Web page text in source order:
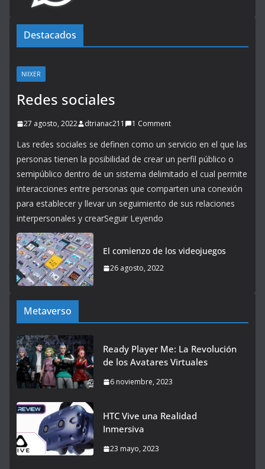
Destacados
NIIXER
Redes sociales
27 agosto, 2022 dtrianac211 1 Comment
Las redes sociales se definen como un servicio en el que las
personas tienen la posibilidad de crear un perfil público o
semipúblico dentro de un sistema delimitado el cual permite
interacciones entre personas que comparten una conexión
para establecer y llevar un seguimiento de sus relaciones
interpersonales y crearSeguir Leyendo
El comienzo de los videojuegos
26 agosto, 2022
Metaverso
Ready Player Me: La Revolución
de los Avatares Virtuales
6 noviembre, 2023
HTC Vive una Realidad
Inmersiva
23 mayo, 2023